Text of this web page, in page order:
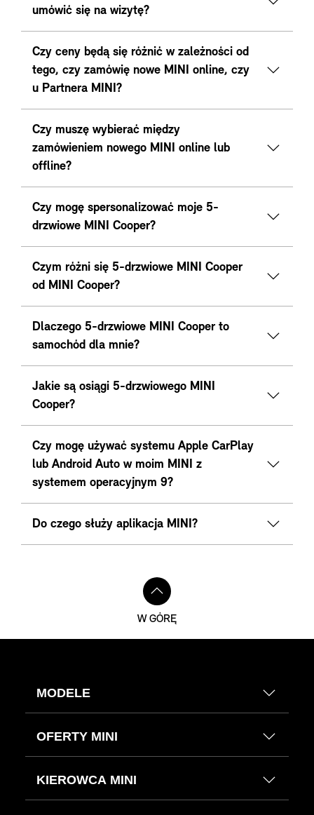
umówić się na wizytę?
Czy ceny będą się różnić w zależności od
tego, czy zamówię nowe MINI online, czy
u Partnera MINI?
Czy muszę wybierać między
zamówieniem nowego MINI online lub
offline?
Czy mogę spersonalizować moje 5-
drzwiowe MINI Cooper?
Czym różni się 5-drzwiowe MINI Cooper
od MINI Cooper?
Dlaczego 5-drzwiowe MINI Cooper to
samochód dla mnie?
Jakie są osiągi 5-drzwiowego MINI
Cooper?
Czy mogę używać systemu Apple CarPlay
lub Android Auto w moim MINI z
systemem operacyjnym 9?
Do czego służy aplikacja MINI?
W GÓRĘ
MODELE
OFERTY MINI
KIEROWCA MINI